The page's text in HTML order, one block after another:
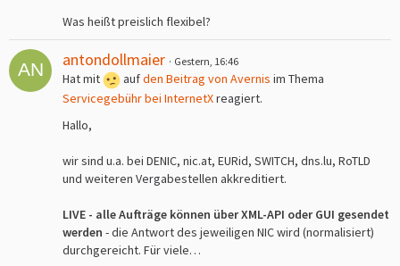
Was heißt preislich flexibel?
antondollmaier Gestern, 16:46
Hat mit aufden Beitrag von Avernis im Thema
Servicegebühr bei InternetXreagiert.
Hallo,
wir sind u.a. bei DENIC, nic.at, EURid, SWITCH, dns.lu, RoTLD
und weiteren Vergabestellen akkreditiert.
LIVE - alle Aufträge können über XML-API oder GUI gesendet
werden - die Antwort des jeweiligen NIC wird (normalisiert)
durchgereicht. Für viele…